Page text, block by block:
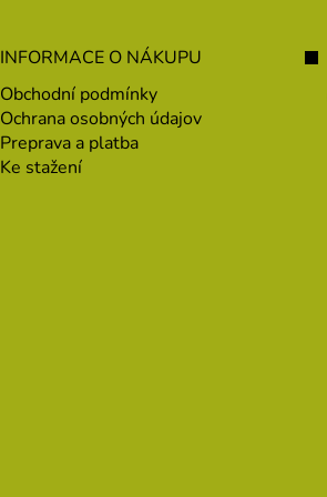
INFORMACE O NÁKUPU
Obchodní podmínky
Ochrana osobných údajov
Preprava a platba
Ke stažení